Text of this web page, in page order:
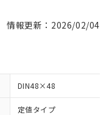
情報更新：2026/02/04
DIN48×48
定値タイプ